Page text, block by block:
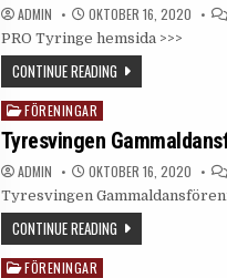
ADMIN OKTOBER 16, 2020
PRO Tyringe hemsida >>>
CONTINUE READING
Posted
in
FÖRENINGAR
Tyresvingen
ADMIN OKTOBER 16, 2020
Tyresvingen
CONTINUE READING
Posted
FÖRENINGAR